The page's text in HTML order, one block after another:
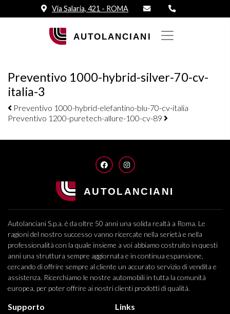
Via Salaria, 421 - ROMA
Preventivo 1000-hybrid-silver-70-cv-
italia-3
Navigazione elementi
Preventivo 1000-hybrid-elefantino-blu-70-cv-italia
Preventivo 1200-puretech-allure-100-cv-89
FACEBOOKINSTAGRAM
Autolanciani S.p.a. è da oltre 50 anni una solida realtà a Roma. Le
ragioni del nostro successo vanno ricercate nella serietà e nella
professionalità con la quale insieme a voi abbiamo costruito in questi
anni una struttura sempre aggiornata e in continua espansione,
cercando di offrire sempre al cliente un accurato servizio di vendita e
assistenza. Ricerchiamo le nostre automobili in tutta la comunità
europea, per poter offrire ai nostri clienti prodotti di qualità.
Supporto Links